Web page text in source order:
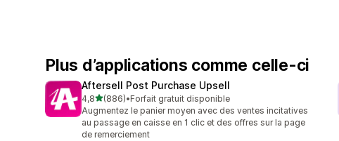
Plus d’applications comme celle-ci
Aftersell Post Purchase Upsell
4,8étoile(s) sur 5
(886)
886 avis au total
•Forfait gratuit disponible
Augmentez le panier moyen avec des ventes incitatives
au passage en caisse en 1 clic et des offres sur la page
de remerciement